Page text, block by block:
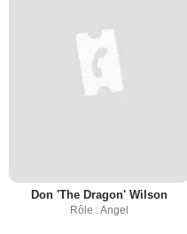
Don 'The Dragon' Wilson
Rôle : Angel